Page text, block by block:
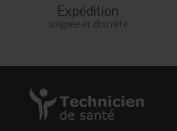
Expédition
soignée et discrète